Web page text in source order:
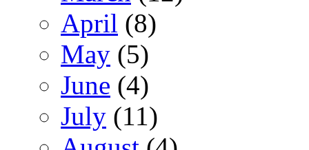
April (8)
May (5)
June (4)
July (11)